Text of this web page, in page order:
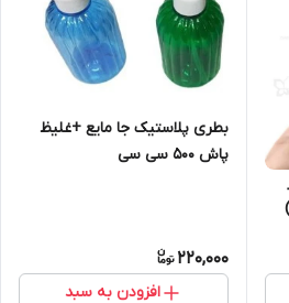
بطری پلاستیک جا مایع +غلیظ
پاش ۵۰۰ سی سی
220,000
افزودن به سبد